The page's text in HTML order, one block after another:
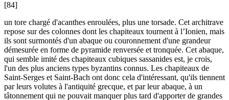
[84]
un tore chargé d'acanthes enroulées, plus une torsade. Cet architrave
repose sur des colonnes dont les chapiteaux tournent à l’Ionien, mais
ils sont surmontés d'un abaque ou couronnement d'une grandeur
démesurée en forme de pyramide renversée et tronquée. Cet abaque,
qui semble imité des chapiteaux cubiques sassanides est, je crois,
l'un des plus anciens types byzantins connus. Les chapiteaux de
Saint-Serges et Saint-Bach ont donc cela d'intéressant, qu'ils tiennent
par leurs volutes à l'antiquité grecque, et par leur abaque, à un
tâtonnement qui ne pouvait manquer plus tard d'apporter de grandes